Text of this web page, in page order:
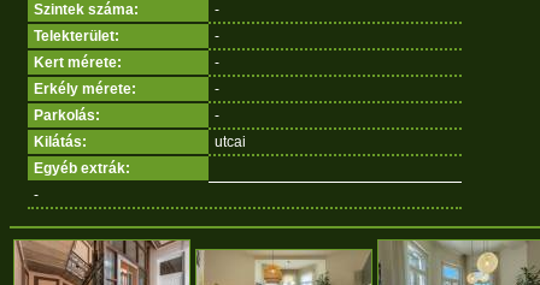
Szintek száma:
-
Telekterület:
-
Kert mérete:
-
Erkély mérete:
-
Parkolás:
-
Kilátás:
utcai
Egyéb extrák:
-